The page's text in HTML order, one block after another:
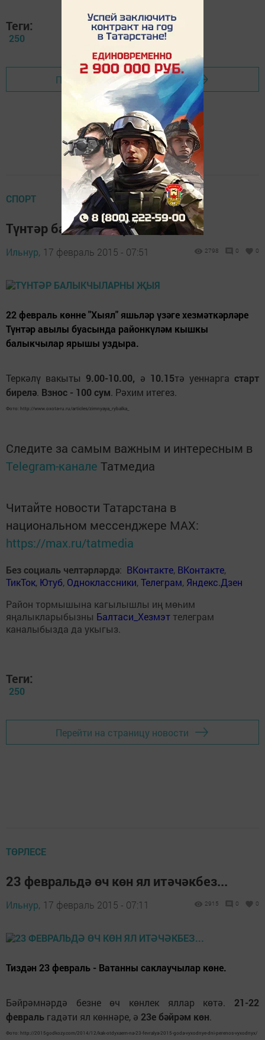
Теги:
250
Перейти на страницу новости
СПОРТ
Түнтәр балыкчыларны җыя
Ильнур, 17 февраль 2015 - 07:51 2798 0 0
22 февраль көнне "Хыял" яшьләр үзәге хезмәткәрләре
Түнтәр авылы буасында районкүләм кышкы
балыкчылар ярышы уздыра.
Теркәлү вакыты 9.00-10.00, ә 10.15тә уеннаргастарт
бирелә. Взнос - 100 сум. Рәхим итегез.
Фото: http://www.oxota-ru.ru/articles/zimnyaya_rybalka_
Следите за самым важным и интересным в
Telegram-канале Татмедиа
Читайте новости Татарстана в
национальном мессенджере MАХ:
https://max.ru/tatmedia
Без социаль челтәрләрдә: ВКонтакте, ВКонтакте,
ТикТок, Ютуб, Одноклассники,Телеграм, Яндекс.Дзен
Район тормышына кагылышлы иң мөһим
яңалыкларыбызны Балтаси_Хезмэт телеграм
каналыбызда да укыгыз.
Теги:
250
Перейти на страницу новости
ТӨРЛЕСЕ
23 февральдә өч көн ял итәчәкбез...
Ильнур, 17 февраль 2015 - 07:11 2915 0 0
Тиздән 23 февраль - Ватанны саклаучылар көне.
Бәйрәмнәрдә безне өч көнлек яллар көтә. 21-22
февраль гадәти ял көннәре, ә 23е бәйрәм көн.
Фото: http://2015godkozy.com/2014/12/kak-otdyxaem-na-23-fevralya-2015-goda-vyxodnye-dni-perenos-vyxodnyx/